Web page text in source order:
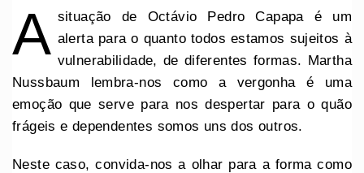
A situação de Octávio Pedro Capapa é um
alerta para o quanto todos estamos sujeitos à
vulnerabilidade, de diferentes formas. Martha
Nussbaum lembra-nos como a vergonha é uma
emoção que serve para nos despertar para o quão
frágeis e dependentes somos uns dos outros.
Neste caso, convida-nos a olhar para a forma como